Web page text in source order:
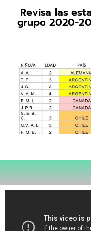
Revisa las
grupo 2020-